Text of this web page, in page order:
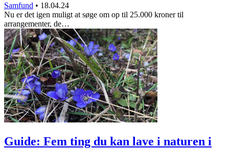
Samfund • 18.04.24
Nu er det igen muligt at søge om op til 25.000 kroner til
arrangementer, de…
Guide: Fem ting du kan lave i naturen i